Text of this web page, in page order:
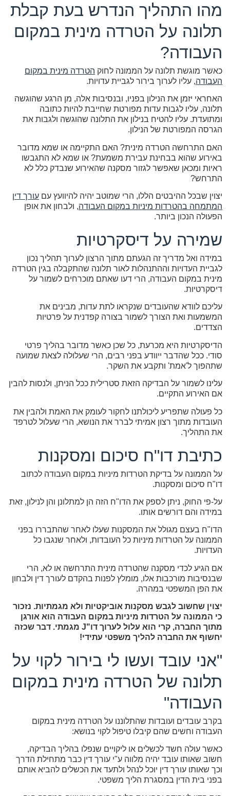
מהו התהליך הנדרש בעת קבלת
תלונה על הטרדה מינית במקום
העבודה?
כאשר מוגשת תלונה על הממונה לחוק הטרדה מינית במקום
העבודה, עליו לערוך בירור לגביית עדויות.
האחראי יזמן את הנילון בפניו, ובנסיבות אלה, מן הרגע שהוגשה
תלונה, עליו לגבות עדות מפורטת שחייבת להיות כתובה
ומתועדת. עליו להטיח בנילון את התלונה שהוגשה ולגבות את
הגרסה המפורטת של הנילון.
האם התרחשה הטרדה מינית? האם התקיימה או שמא מדובר
באירוע שהוא בבחינת עבירת משמעת? או שמא לא התגבשו
ראיות ומכאן שאפשר לגזור מסקנה שהאירוע שנבדק כלל לא
התרחש?
יצוין שבכל ההיבטים הללו, הרי שמוטב יהיה להיוועץ עם עורך דין
המתמחה בהטרדות מיניות במקום העבודה, ולבחון את אופן
הפעולה הנכון ביותר.
שמירה על דיסקרטיות
במידה ואל מדריך זה הגעתם מתוך הרצון לערוך תהליך נכון
לגביית העדויות וההתנהלות לאור תלונה שהתקבלה בגין הטרדה
מינית במקום העבודה, הרי דעו שאתם מוכרחים לשמור על
דיסקרטיות.
עליכם לוודא שהעובדים שנקראו לתת עדות, מבינים את
המשמעות ואת הצורך לשמור בצורה קפדנית על פרטיות
הצדדים.
הדיסקרטיות היא מכרעת, כל שכן כאשר מדובר בהליך פרטי
סודי. ככל שהדבר ייוודע בפני רבים, הרי שעלולה לצאת שמועה
שתהפוך ל'אמת' ותקבע את השקר.
עלינו לשמור על הבדיקה הזאת סטרילית ככל הניתן, ולנסות להבין
אם האירוע התקיים.
כל פעולה שתפריע ליכולתנו לחקור לעומק את האמת ולהבין את
העובדות מתוך רצון אמיתי לברר את הנושא, הרי שעלול לטרפד
את התהליך.
כתיבת דו"ח סיכום ומסקנות
על הממונה על בדיקת הטרדות מיניות במקום העבודה לכתוב
דו"ח סיכום ומסקנות.
על-פי החוק, ניתן לספק את הדו"ח הזה הן למתלונן והן לנילון, זאת
במידה והם דורשים אותו.
הדו"ח בעצם מגולל את המסקנות שעלו לאחר שהתבררו בפני
הממונה על הטרדות מיניות כל העובדות, ולאחר שנגבו כל
העדויות.
אם הגיע לכדי מסקנה שהטרדה מינית התרחשה או לא, הרי
שבנסיבות מורכבות אלו, מומלץ לפנות בהקדם לעורך דין ולבחון
את הפן המשפטי במהרה.
יצוין שחשוב לגבש מסקנות אוביקטיות ולא מגמתיות. נזכור
כי הממונה על הטרדות מיניות במקום העבודה הוא אורגן
מתוך החברה, קרי הוא עלול לערוך דו"J מגמתי. דבר שכזה
יחשוף את החברה להליך משפטי עתידי!
"אני עובד ועשו לי בירור לקוי על
תלונה של הטרדה מינית במקום
העבודה"
בקרב עובדים ועובדות שהתלוננו על הטרדה מינית במקום
העבודה וחשים שהם קיבלו טיפול לקוי בנושא:
כאשר עולה חשד לכשלים או ליקויים שנפלו בהליך הבדיקה,
חשוב שאותו עובד יהיה מלווה ע"י עורך דין כבר מתחילת הדרך
וכך שאותו עורך דין יוכל לנהל ולתעד את הכשלים להביא אותם
בפני בית הדין במסגרת הליך משפטי.